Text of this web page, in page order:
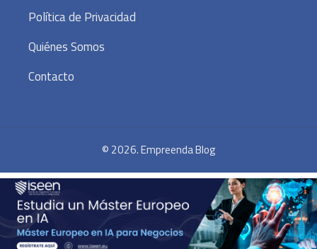
Política de Privacidad
Quiénes Somos
Contacto
© 2026. Empreenda Blog